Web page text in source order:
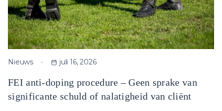
Nieuws juli 16, 2026
FEI anti-doping procedure – Geen sprake van
significante schuld of nalatigheid van cliënt